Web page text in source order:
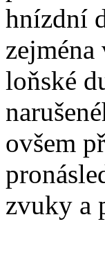
hnízdní
loňské
ovšem
zvuky a